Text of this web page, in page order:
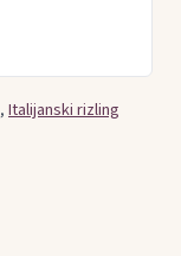
,Italijanski rizling